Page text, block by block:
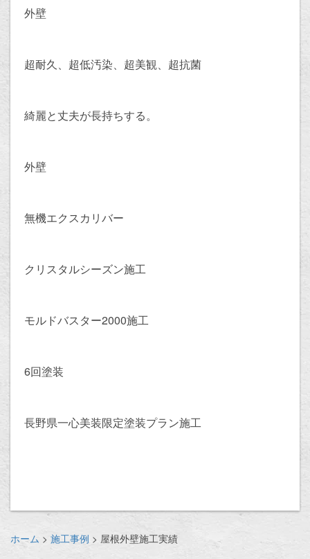
外壁
超耐久、超低汚染、超美観、超抗菌
綺麗と丈夫が長持ちする。
外壁
無機エクスカリバー
クリスタルシーズン施工
モルドバスター2000施工
6回塗装
長野県一心美装限定塗装プラン施工
ホーム > 施工事例 > 屋根外壁施工実績